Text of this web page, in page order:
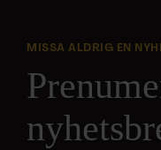
MISSA ALDRIG EN